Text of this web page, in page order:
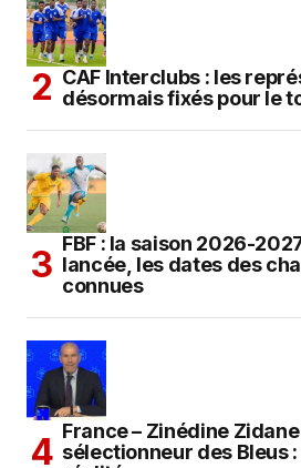
CAF Interclubs : les
désormais fixés pour le
FBF : la saison 2026-
lancée, les dates des
connues
France – Zinédine
sélectionneur des Bleus